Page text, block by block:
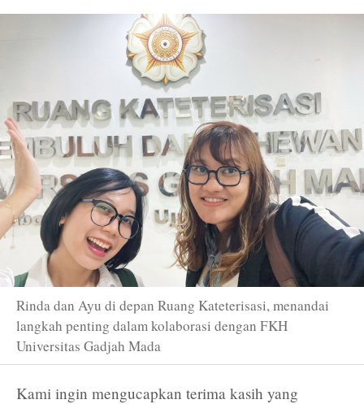
Rinda dan Ayu di depan Ruang Kateterisasi, menandai
langkah penting dalam kolaborasi dengan FKH
Universitas Gadjah Mada
Kami ingin mengucapkan terima kasih yang